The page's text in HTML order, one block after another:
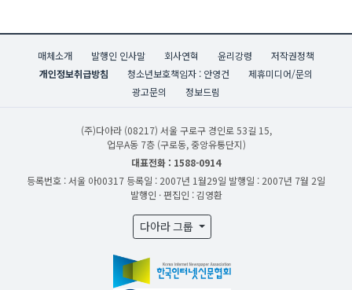
매체소개 발행인 인사말 회사연혁 윤리강령
저작권정책
개인정보취급방침
청소년보호책임자 : 안영건
제휴미디어/문의
광고문의
정보드림
(주)다아라 (08217) 서울 구로구 경인로 53길 15,
업무A동 7층 (구로동, 중앙유통단지)
대표전화 : 1588-0914
등록번호 : 서울 아00317 등록일 : 2007년 1월29일 발행일 : 2007년 7월 2일
발행인 · 편집인 : 김영환
다아라 그룹